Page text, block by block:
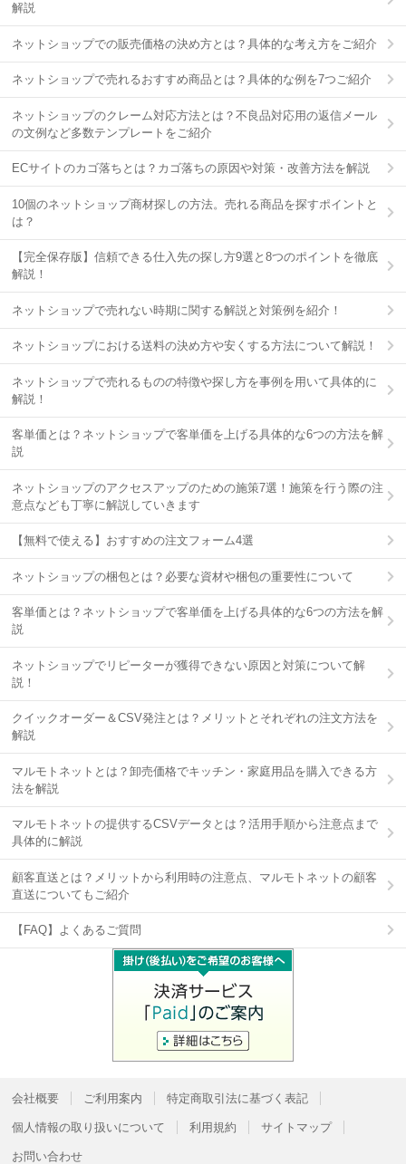
解説
ネットショップでの販売価格の決め方とは？具体的な考え方をご紹介
ネットショップで売れるおすすめ商品とは？具体的な例を7つご紹介
ネットショップのクレーム対応方法とは？不良品対応用の返信メール
の文例など多数テンプレートをご紹介
ECサイトのカゴ落ちとは？カゴ落ちの原因や対策・改善方法を解説
10個のネットショップ商材探しの方法。売れる商品を探すポイントと
は？
【完全保存版】信頼できる仕入先の探し方9選と8つのポイントを徹底
解説！
ネットショップで売れない時期に関する解説と対策例を紹介！
ネットショップにおける送料の決め方や安くする方法について解説！
ネットショップで売れるものの特徴や探し方を事例を用いて具体的に
解説！
客単価とは？ネットショップで客単価を上げる具体的な6つの方法を解
説
ネットショップのアクセスアップのための施策7選！施策を行う際の注
意点なども丁寧に解説していきます
【無料で使える】おすすめの注文フォーム4選
ネットショップの梱包とは？必要な資材や梱包の重要性について
客単価とは？ネットショップで客単価を上げる具体的な6つの方法を解
説
ネットショップでリピーターが獲得できない原因と対策について解
説！
クイックオーダー＆CSV発注とは？メリットとそれぞれの注文方法を
解説
マルモトネットとは？卸売価格でキッチン・家庭用品を購入できる方
法を解説
マルモトネットの提供するCSVデータとは？活用手順から注意点まで
具体的に解説
顧客直送とは？メリットから利用時の注意点、マルモトネットの顧客
直送についてもご紹介
【FAQ】よくあるご質問
会社概要 ご利用案内 特定商取引法に基づく表記
個人情報の取り扱いについて 利用規約 サイトマップ
お問い合わせ